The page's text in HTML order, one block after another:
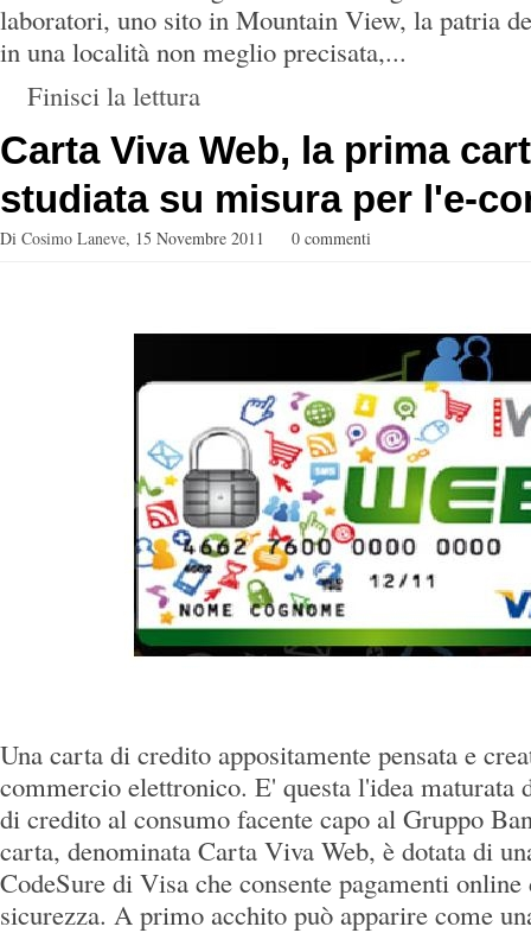
laboratori, uno sito in Mountain View, la patria
in una località non meglio precisata,...
Finisci la lettura
Carta Viva Web, la prima
studiata su misura per l'e-
Di Cosimo Laneve, 15 Novembre 2011 0 commenti
Una carta di credito appositamente pensata e
commercio elettronico. E' questa l'idea maturata
di credito al consumo facente capo al Gruppo
carta, denominata Carta Viva Web, è dotata di
CodeSure di Visa che consente pagamenti
sicurezza. A primo acchito può apparire come